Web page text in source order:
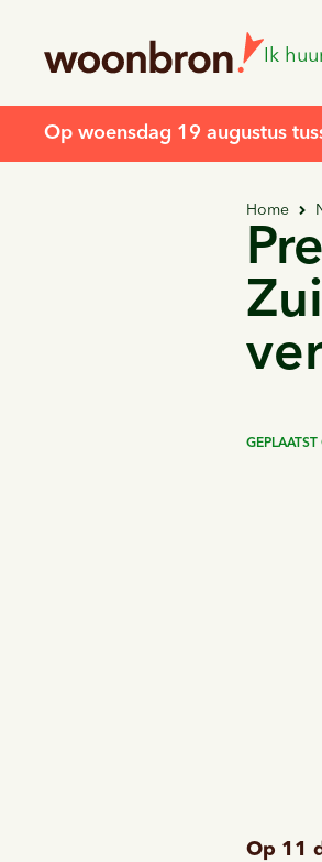
Ik
Op woensdag 19 augustus
Home
GEPLAATST
Op 11